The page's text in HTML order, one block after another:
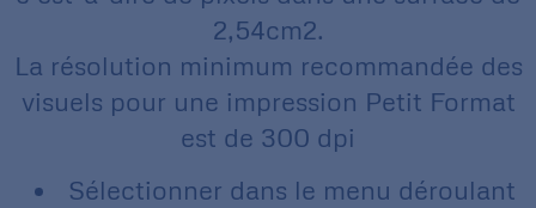
2,54cm2.
La résolution minimum recommandée des
visuels pour une impression Petit Format
est de 300 dpi
Sélectionner dans le menu déroulant